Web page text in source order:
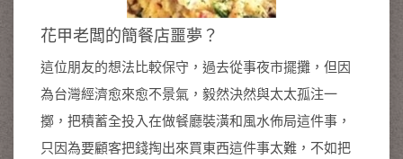
花甲老闆的簡餐店噩夢？
這位朋友的想法比較保守，過去從事夜市擺攤，但因
為台灣經濟愈來愈不景氣，毅然決然與太太孤注一
擲，把積蓄全投入在做餐廳裝潢和風水佈局這件事，
只因為要顧客把錢掏出來買東西這件事太難，不如把